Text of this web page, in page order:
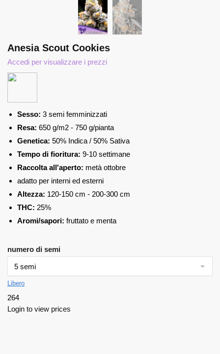
Anesia Scout Cookies
Accedi per visualizzare i prezzi
Sesso: 3 semi femminizzati
Resa: 650 g/m2 - 750 g/pianta
Genetica: 50% Indica / 50% Sativa
Tempo di fioritura: 9-10 settimane
Raccolta all'aperto: metà ottobre
adatto per interni ed esterni
Altezza: 120-150 cm - 200-300 cm
THC: 25%
Aromi/sapori: fruttato e menta
numero di semi
Libero
264
Login to view prices